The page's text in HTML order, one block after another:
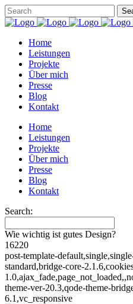
Home
Leistungen
Projekte
Über mich
Presse
Blog
Kontakt
Home
Leistungen
Projekte
Über mich
Presse
Blog
Kontakt
Search:
Wie wichtig ist gutes Design?
16220
post-template-
standard,bridge-core-
theme-ver-20.3,qode-theme-
6.1,vc_responsive